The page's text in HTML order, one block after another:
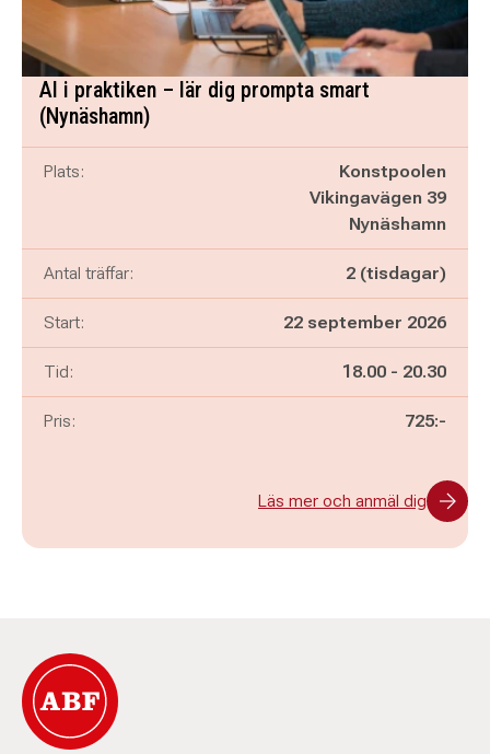
AI i praktiken – lär dig prompta smart
(Nynäshamn)
Plats:
Konstpoolen
Vikingavägen 39
Nynäshamn
Antal träffar: 2 (tisdagar)
Start: 22 september 2026
Tid: Pågår mellan
18.00 - och
20.30
Pris: 725:-
Läs mer och anmäl dig